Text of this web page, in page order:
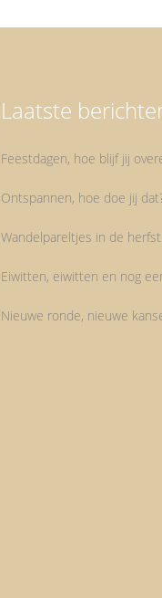
Laatste
Feestdagen, hoe blijf jij
Ontspannen, hoe doe jij
Wandelpareltjes in de herfst
Eiwitten, eiwitten en nog
Nieuwe ronde, nieuwe